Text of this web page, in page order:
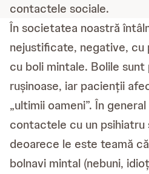
contactele sociale.
În societatea noastră
nejustificate, negative, cu
cu boli mintale. Bolile
rușinoase, iar pacienții
„ultimii oameni”. În
contactele cu un psihiatru
deoarece le este teamă
bolnavi mintal (nebuni,